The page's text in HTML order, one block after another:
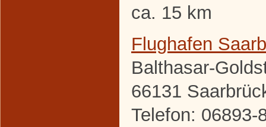
ca. 15 km
Flughafen
Balthasar-
66131
Telefon: 06893-